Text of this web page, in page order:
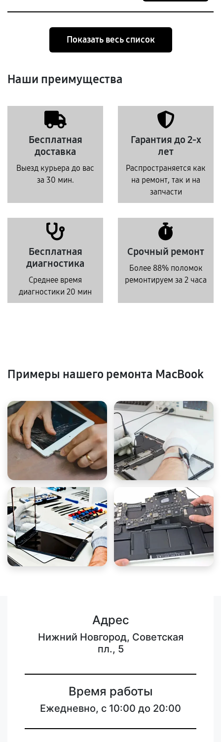
Показать весь список
Наши преимущества
Бесплатная
доставка
Выезд курьера до вас
за 30 мин.
Гарантия до 2-х
лет
Распространяется как
на ремонт, так и на
запчасти
Бесплатная
диагностика
Среднее время
диагностики 20 мин
Срочный ремонт
Более 88% поломок
ремонтируем за 2 часа
Примеры нашего ремонта MacBook
Адрес
Нижний Новгород, Советская
пл., 5
Время работы
Ежедневно, с 10:00 до 20:00